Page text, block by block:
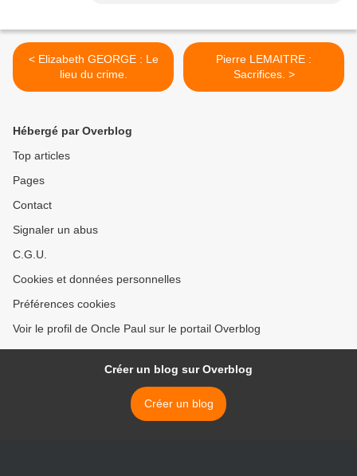
< Elizabeth GEORGE : Le
lieu du crime.
Pierre LEMAITRE :
Sacrifices. >
Hébergé par Overblog
Top articles
Pages
Contact
Signaler un abus
C.G.U.
Cookies et données personnelles
Préférences cookies
Voir le profil de Oncle Paul sur le portail Overblog
Créer un blog sur Overblog
Créer un blog